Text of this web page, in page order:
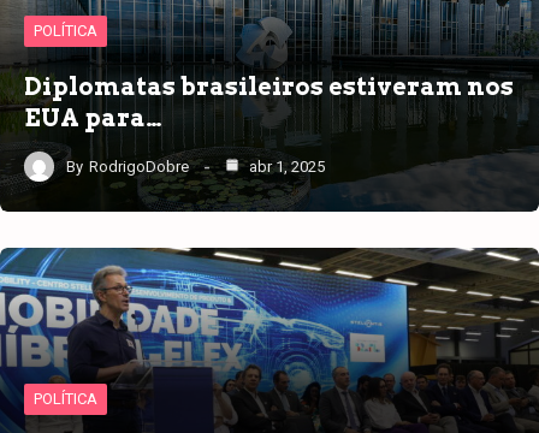
POLÍTICA
Diplomatas brasileiros estiveram nos
EUA para…
By RodrigoDobre abr 1, 2025
POLÍTICA